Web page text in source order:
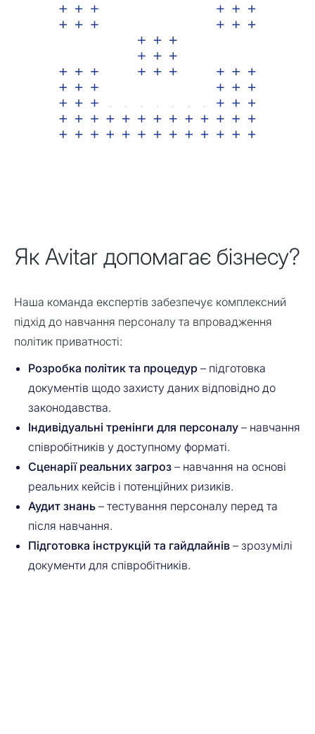
Як Avitar допомагає бізнесу?
Наша команда експертів забезпечує комплексний
підхід до навчання персоналу та впровадження
політик приватності:
Розробка політик та процедур – підготовка
документів щодо захисту даних відповідно до
законодавства.
Індивідуальні тренінги для персоналу – навчання
співробітників у доступному форматі.
Сценарії реальних загроз – навчання на основі
реальних кейсів і потенційних ризиків.
Аудит знань – тестування персоналу перед та
після навчання.
Підготовка інструкцій та гайдлайнів – зрозумілі
документи для співробітників.